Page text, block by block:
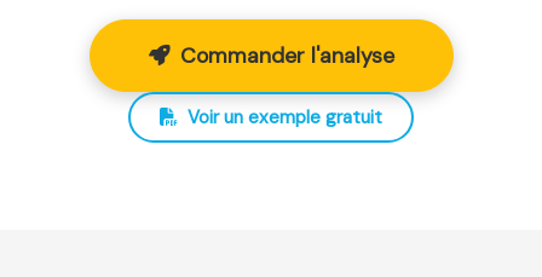
Commander l'analyse
Voir un exemple gratuit